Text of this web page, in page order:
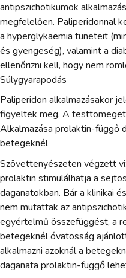
antipszichotikumok
megfelelően. Paliperidonnal
a hyperglykaemia tüneteit
és gyengeség), valamint a
ellenőrizni kell, hogy nem
Súlygyarapodás
Paliperidon alkalmazásakor
figyeltek meg. A
Alkalmazása prolaktin-függő
betegeknél
Szövettenyészeten végzett
prolaktin stimulálhatja a
daganatokban. Bár a klinikai
nem mutattak az
egyértelmű összefüggést, a
betegeknél óvatosság
alkalmazni azoknál a
daganata prolaktin-függő